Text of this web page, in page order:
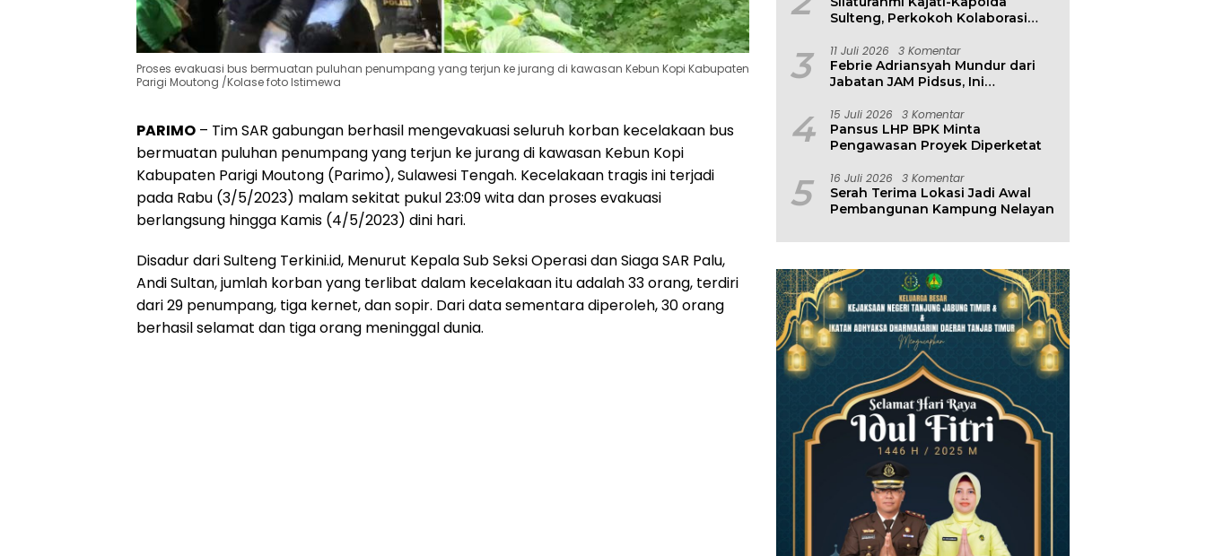
Proses evakuasi bus bermuatan puluhan penumpang yang terjun ke jurang di kawasan Kebun Kopi Kabupaten
Parigi Moutong /Kolase foto Istimewa
PARIMO – Tim SAR gabungan berhasil mengevakuasi seluruh korban kecelakaan bus
bermuatan puluhan penumpang yang terjun ke jurang di kawasan Kebun Kopi
Kabupaten Parigi Moutong (Parimo), Sulawesi Tengah. Kecelakaan tragis ini terjadi
pada Rabu (3/5/2023) malam sekitat pukul 23:09 wita dan proses evakuasi
berlangsung hingga Kamis (4/5/2023) dini hari.
Disadur dari Sulteng Terkini.id, Menurut Kepala Sub Seksi Operasi dan Siaga SAR Palu,
Andi Sultan, jumlah korban yang terlibat dalam kecelakaan itu adalah 33 orang, terdiri
dari 29 penumpang, tiga kernet, dan sopir. Dari data sementara diperoleh, 30 orang
berhasil selamat dan tiga orang meninggal dunia.
Sulteng, Perkokoh Kolaborasi
3 11 Juli 2026 3 Komentar
Febrie Adriansyah Mundur dari
Jabatan JAM Pidsus, Ini
4 15 Juli 2026 3 Komentar
Pansus LHP BPK Minta
Pengawasan Proyek Diperketat
5 16 Juli 2026 3 Komentar
Serah Terima Lokasi Jadi Awal
Pembangunan Kampung Nelayan